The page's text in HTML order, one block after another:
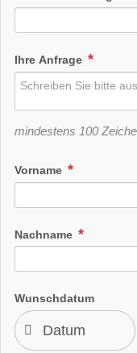
Ihre Anfrage
mindestens 100
Vorname
Nachname
Wunschdatum